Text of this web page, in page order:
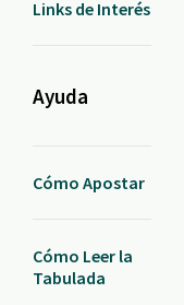
Links de Interés
Ayuda
Cómo Apostar
Cómo Leer la
Tabulada